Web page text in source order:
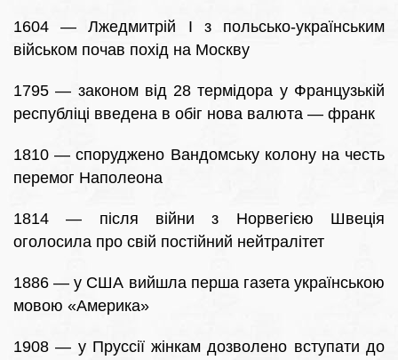
1604 — Лжедмитрій I з польсько-українським
військом почав похід на Москву
1795 — законом від 28 термідора у Французькій
республіці введена в обіг нова валюта — франк
1810 — споруджено Вандомську колону на честь
перемог Наполеона
1814 — після війни з Норвегією Швеція
оголосила про свій постійний нейтралітет
1886 — у США вийшла перша газета українською
мовою «Америка»
1908 — у Пруссії жінкам дозволено вступати до